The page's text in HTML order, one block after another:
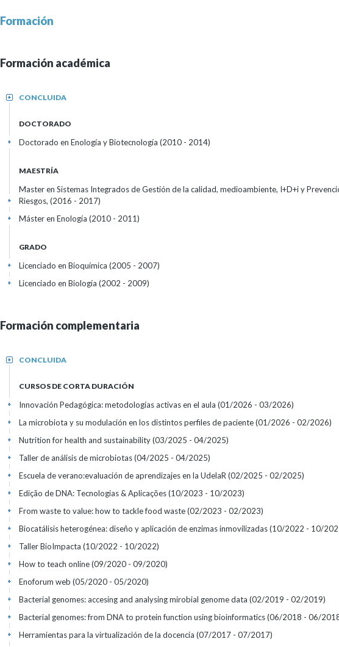
Formación
Formación académica
CONCLUIDA
+
DOCTORADO
Doctorado en Enología y Biotecnología (2010 - 2014)
+
MAESTRÍA
Master en Sistemas Integrados de Gestión de la calidad, medioambiente, I+D+i y
Riesgos, (2016 - 2017)
+
Máster en Enología (2010 - 2011)
+
GRADO
Licenciado en Bioquímica (2005 - 2007)
+
Licenciado en Biología (2002 - 2009)
+
Formación complementaria
CONCLUIDA
+
CURSOS DE CORTA DURACIÓN
Innovación Pedagógica: metodologías activas en el aula (01/2026 - 03/2026)
+
La microbiota y su modulación en los distintos perfiles de paciente(01/2026 - 02/2026)
+
Nutrition for health and sustainability(03/2025 - 04/2025)
+
Taller de análisis de microbiotas(04/2025 - 04/2025)
+
Escuela de verano:evaluación de aprendizajes en la UdelaR (02/2025 - 02/2025)
+
Edição de DNA: Tecnologias & Aplicações(10/2023 - 10/2023)
+
From waste to value: how to tackle food waste(02/2023 - 02/2023)
+
Biocatálisis heterogénea: diseño y aplicación de enzimas inmovilizadas(10/2022 - 10/
+
Taller BioImpacta (10/2022 - 10/2022)
+
How to teach online(09/2020 - 09/2020)
+
Enoforum web (05/2020 - 05/2020)
+
Bacterial genomes: accesing and analysing mirobial genome data (02/2019 - 02/2019)
+
Bacterial genomes: from DNA to protein function using bioinformatics(06/2018 - 06/
+
Herramientas para la virtualización de la docencia (07/2017 - 07/2017)
+